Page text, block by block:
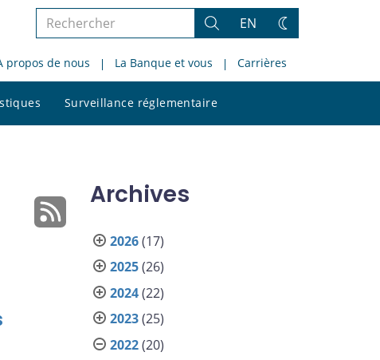
Rechercher
le
site
Rechercher
EN
Changez
thème
propos de nous La Banque et vous Carrières
Surveillance réglementaire
le
Archives
2026(17)
2025(26)
2024(22)
2023(25)
2022(20)